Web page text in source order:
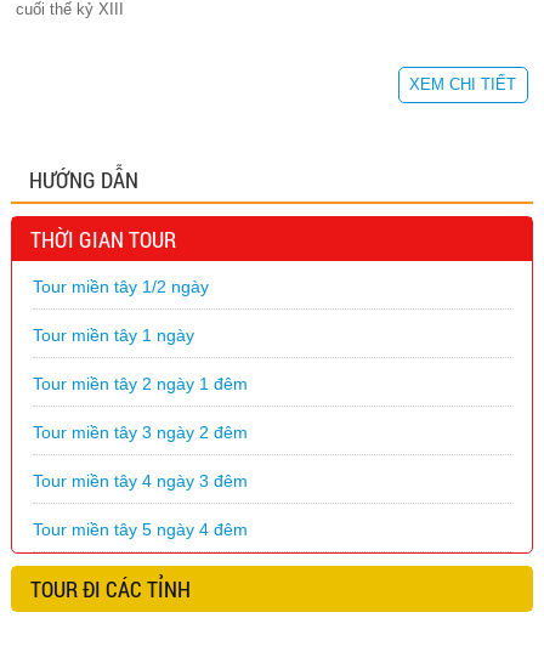
cuối thế kỷ XIII
XEM CHI TIẾT
HƯỚNG DẪN
THỜI GIAN TOUR
Tour miền tây 1/2 ngày
Tour miền tây 1 ngày
Tour miền tây 2 ngày 1 đêm
Tour miền tây 3 ngày 2 đêm
Tour miền tây 4 ngày 3 đêm
Tour miền tây 5 ngày 4 đêm
TOUR ĐI CÁC TỈNH